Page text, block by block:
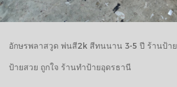
อักษรพลาสวูด พ่นสี2k สีทนนาน 3-5 ปี ร้านป้า
ป้ายสวย ถูกใจ ร้านทำป้ายอุดรธานี